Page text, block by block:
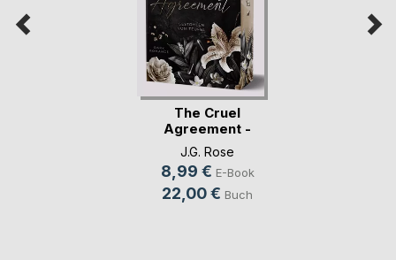
The Cruel
Agreement -
Gestohlen vo(...)
J.G. Rose
8,99 € E-Book
22,00 € Buch